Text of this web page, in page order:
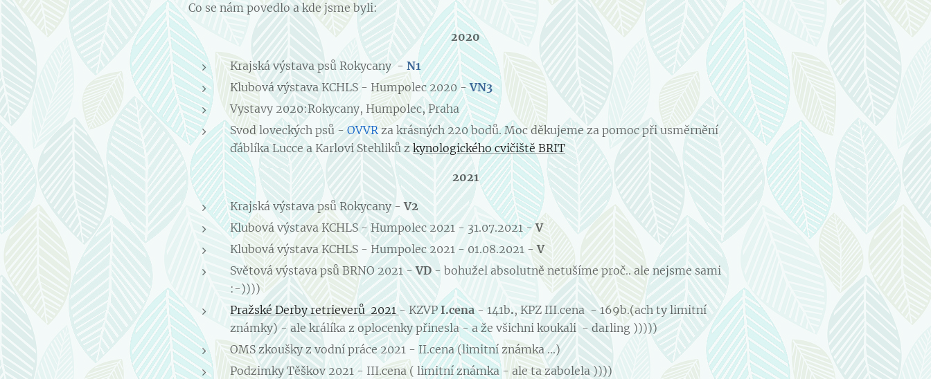
Co se nám povedlo a kde jsme byli:
2020
Krajská výstava psů Rokycany - N1
Klubová výstava KCHLS - Humpolec 2020 -VN3
Vystavy 2020:Rokycany, Humpolec, Praha
Svod loveckých psů -OVVR za krásných 220 bodů. Moc děkujeme za pomoc při usměrnění
ďáblíka Lucce a Karlovi Stehliků zkynologického cvičiště BRIT
2021
Krajská výstava psů Rokycany -V2
Klubová výstava KCHLS - Humpolec 2021 - 31.07.2021 -V
Klubová výstava KCHLS - Humpolec 2021 - 01.08.2021 -V
Světová výstava psů BRNO 2021 -VD- bohužel absolutně netušíme proč.. ale nejsme sami
:-))))
Pražské Derby retrieverů 2021- KZVPI.cena- 141b., KPZ III.cena - 169b.(ach ty limitní
známky) - ale králíka z oplocenky přinesla - a že všichni koukali - darling )))))
OMS zkoušky z vodní práce 2021 - II.cena (limitní známka ...)
Podzimky Těškov 2021 - III.cena ( limitní známka - ale ta zabolela ))))